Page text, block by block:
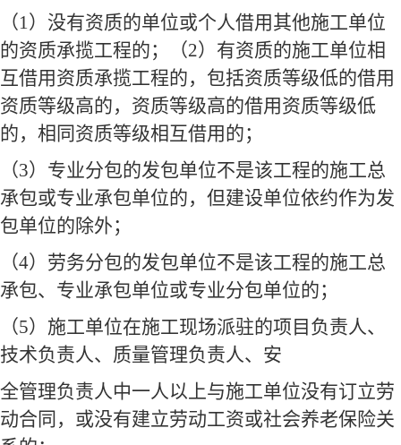
（1）没有资质的单位或个人借用其他施工单位
的资质承揽工程的；（2）有资质的施工单位相
互借用资质承揽工程的，包括资质等级低的借用
资质等级高的，资质等级高的借用资质等级低
的，相同资质等级相互借用的；
（3）专业分包的发包单位不是该工程的施工总
承包或专业承包单位的，但建设单位依约作为发
包单位的除外；
（4）劳务分包的发包单位不是该工程的施工总
承包、专业承包单位或专业分包单位的；
（5）施工单位在施工现场派驻的项目负责人、
技术负责人、质量管理负责人、安
全管理负责人中一人以上与施工单位没有订立劳
动合同，或没有建立劳动工资或社会养老保险关